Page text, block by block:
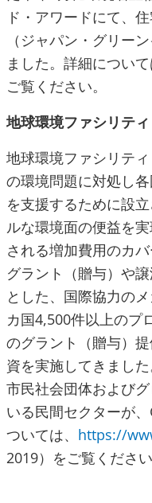
ド・アワードにて、
（ジャパン・グリー
ました。詳細について
ご覧ください。
地球環境ファシリテ
地球環境ファシリテ
の環境問題に対処し
を支援するために設
ルな環境面の便益を
される増加費用のカ
グラント（贈与）や
とした、国際協力の
カ国4,500件以上のプ
のグラント（贈与）
資を実施してきまし
市民社会団体および
いる民間セクターが
ついては、 https://
2019）をご覧ください